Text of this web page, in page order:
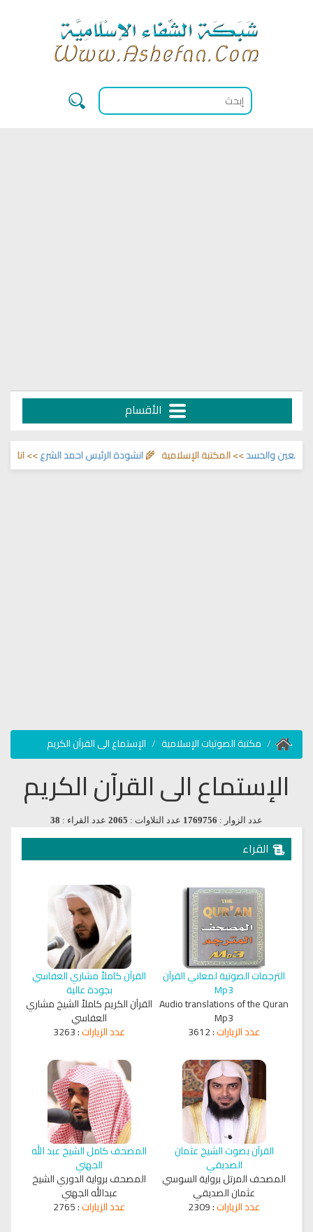
الأقسام
انشودة الرئيس احمد الشرع>> اناشيد والحسد>> المكتبة الإسلامية 🌾
مكتبة الصوتيات الإسلامية الإستماع الى القرآن الكريم
الإستماع الى القرآن الكريم
عدد الزوار : 1769756 عدد التلاوات : 2065 عدد القراء : 38
القراء
الترجمات الصوتية لمعاني القرآن
Mp3
Audio translations of the Quran
Mp3
عدد الزيارات:
3612
القرآن كاملاً مشاري العفاسي
بجودة عالية
القرآن الكريم كاملاً الشيخ مشاري
العفاسي
عدد الزيارات:
3263
القرآن بصوت الشيخ عثمان
الصديقي
المصحف المرتل برواية السوسي
عثمان الصديقي
عدد الزيارات:
2309
المصحف كامل الشيخ عبد الله
الجهني
المصحف برواية الدوري الشيخ
عبدالله الجهني
عدد الزيارات:
2765